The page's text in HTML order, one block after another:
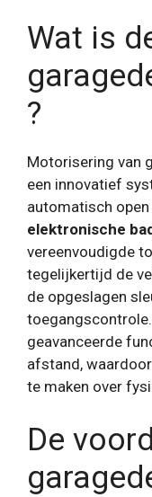
Wat is
?
Motorisering van
een innovatief
automatisch
elektronische
vereenvoudigde
tegelijkertijd de
de opgeslagen
geavanceerde
afstand,
te maken over
De